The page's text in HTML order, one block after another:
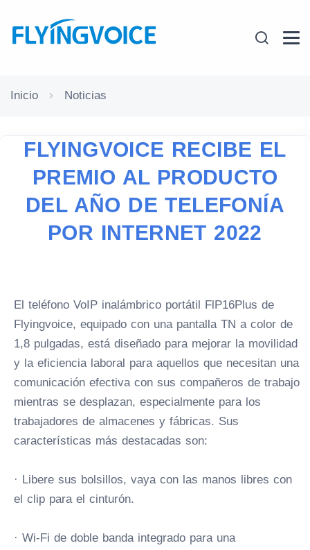
Inicio Noticias
FLYINGVOICE RECIBE EL
PREMIO AL PRODUCTO
DEL AÑO DE TELEFONÍA
POR INTERNET 2022
El teléfono VoIP inalámbrico portátil FlP16Plus de
Flyingvoice, equipado con una pantalla TN a color de
1,8 pulgadas, está diseñado para mejorar la movilidad
y la eficiencia laboral para aquellos que necesitan una
comunicación efectiva con sus compañeros de trabajo
mientras se desplazan, especialmente para los
trabajadores de almacenes y fábricas. Sus
características más destacadas son:
· Libere sus bolsillos, vaya con las manos libres con
el clip para el cinturón.
· Wi-Fi de doble banda integrado para una